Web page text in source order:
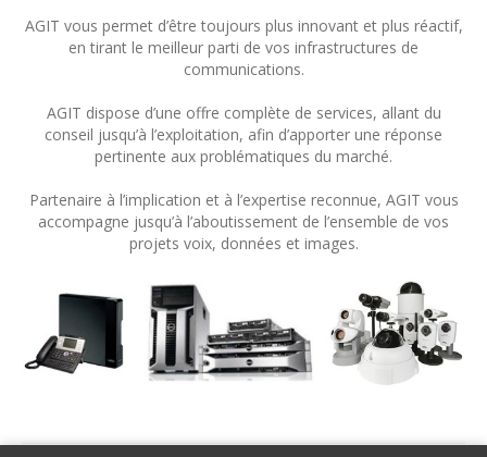
AGIT vous permet d’être toujours plus innovant et plus réactif,
en tirant le meilleur parti de vos infrastructures de
communications.
AGIT dispose d’une offre complète de services, allant du
conseil jusqu’à l’exploitation, afin d’apporter une réponse
pertinente aux problématiques du marché.
Partenaire à l’implication et à l’expertise reconnue, AGIT vous
accompagne jusqu’à l’aboutissement de l’ensemble de vos
projets voix, données et images.